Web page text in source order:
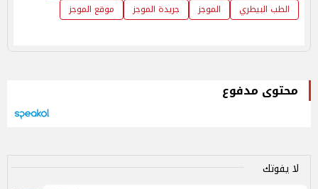
الطب البيطري
الموجز جريدة الموجز موقع الموجز
محتوى مدفوع
لا يفوتك